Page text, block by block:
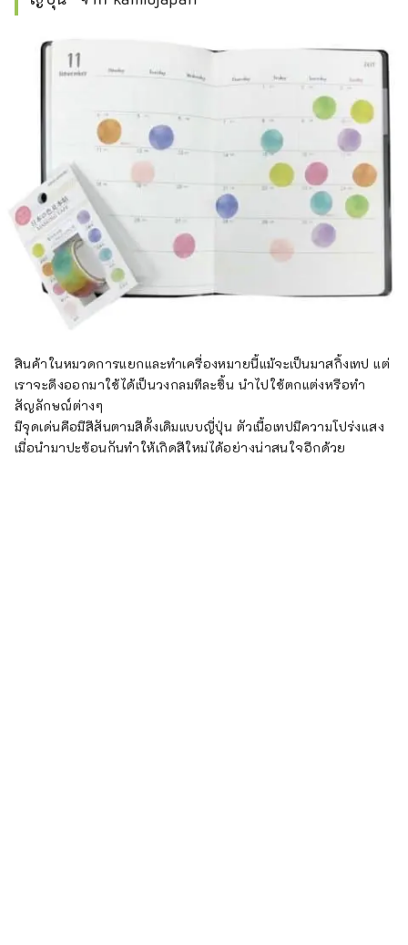
สินค้าในหมวดการแยกและทำเครื่องหมายนี้แม้จะเป็นมาสกิ้งเทป แต่
เราจะดึงออกมาใช้ได้เป็นวงกลมทีละชิ้น นำไปใช้ตกแต่งหรือทำ
สัญลักษณ์ต่างๆ
มีจุดเด่นคือมีสีสันตามสีดั้งเดิมแบบญี่ปุ่น ตัวเนื้อเทปมีความโปร่งแสง
เมื่อนำมาปะซ้อนกันทำให้เกิดสีใหม่ได้อย่างน่าสนใจอีกด้วย